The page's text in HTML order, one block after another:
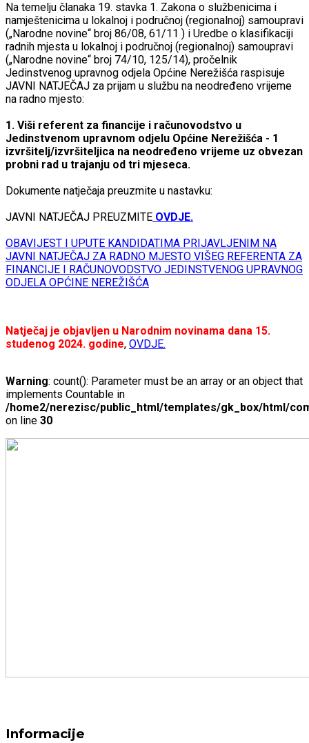
Na temelju članaka 19. stavka 1. Zakona o službenicima i
namještenicima u lokalnoj i područnoj (regionalnoj) samoupravi
(„Narodne novine“ broj 86/08, 61/11 ) i Uredbe o klasifikaciji
radnih mjesta u lokalnoj i područnoj (regionalnoj) samoupravi
(„Narodne novine“ broj 74/10, 125/14), pročelnik
Jedinstvenog upravnog odjela Općine Nerežišća raspisuje
JAVNI NATJEČAJ za prijam u službu na neodređeno vrijeme
na radno mjesto:
1. Viši referent za financije i računovodstvo u
Jedinstvenom upravnom odjelu Općine Nerežišća - 1
izvršitelj/izvršiteljica na neodređeno vrijeme uz obvezan
probni rad u trajanju od tri mjeseca.
Dokumente natječaja preuzmite u nastavku:
JAVNI NATJEČAJ PREUZMITE OVDJE.
OBAVIJEST I UPUTE KANDIDATIMA PRIJAVLJENIM NA
JAVNI NATJEČAJ ZA RADNO MJESTO VIŠEG REFERENTA ZA
FINANCIJE I RAČUNOVODSTVO JEDINSTVENOG UPRAVNOG
ODJELA OPĆINE NEREŽIŠĆA
Natječaj je objavljen u Narodnim novinama dana 15.
studenog 2024. godine, OVDJE.
Warning: count(): Parameter must be an array or an object that
implements Countable in
/home2/nerezisc/public_html/templates/gk_box/html/
on line 30
Informacije